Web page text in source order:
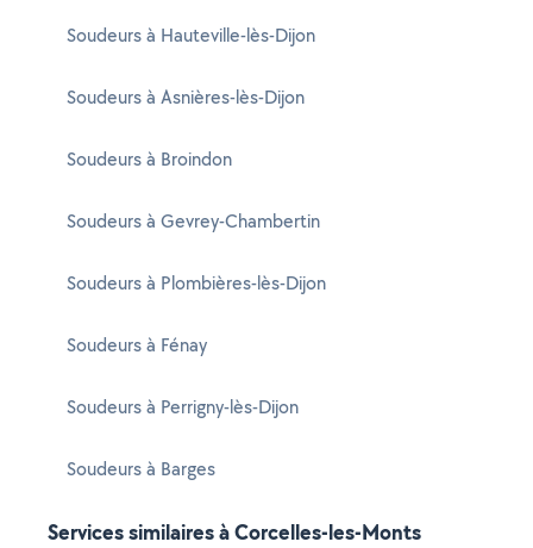
Soudeurs à Hauteville-lès-Dijon
Soudeurs à Asnières-lès-Dijon
Soudeurs à Broindon
Soudeurs à Gevrey-Chambertin
Soudeurs à Plombières-lès-Dijon
Soudeurs à Fénay
Soudeurs à Perrigny-lès-Dijon
Soudeurs à Barges
Services similaires à Corcelles-les-Monts